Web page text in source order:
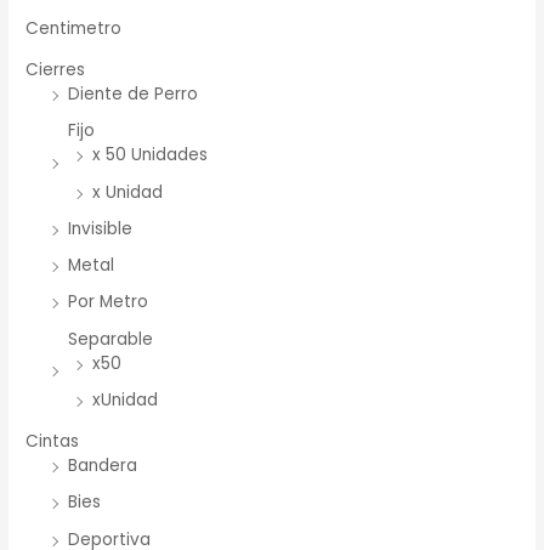
Centimetro
Cierres
Diente de Perro
Fijo
x 50 Unidades
x Unidad
Invisible
Metal
Por Metro
Separable
x50
xUnidad
Cintas
Bandera
Bies
Deportiva